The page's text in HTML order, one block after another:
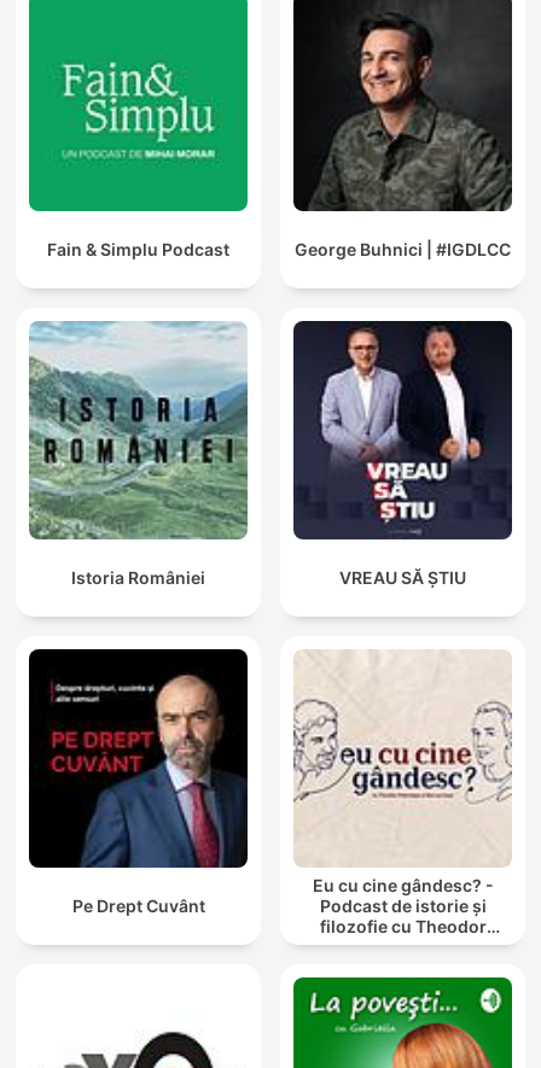
Fain & Simplu Podcast George Buhnici | #IGDLCC
Istoria României VREAU SĂ ȘTIU
Pe Drept Cuvânt
Eu cu cine gândesc? -
Podcast de istorie și
filozofie cu Theodor
Paleologu și Răzvan Ioan